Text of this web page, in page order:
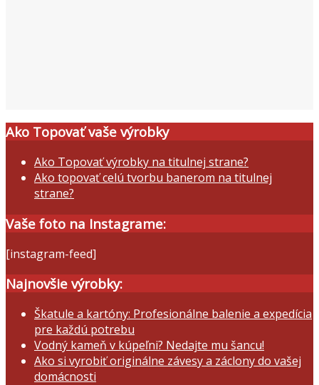
Ako Topovať vaše výrobky
Ako Topovať výrobky na titulnej strane?
Ako topovať celú tvorbu banerom na titulnej
strane?
Vaše foto na Instagrame:
[instagram-feed]
Najnovšie výrobky:
Škatule a kartóny: Profesionálne balenie a expedícia
pre každú potrebu
Vodný kameň v kúpeľni? Nedajte mu šancu!
Ako si vyrobiť originálne závesy a záclony do vašej
domácnosti